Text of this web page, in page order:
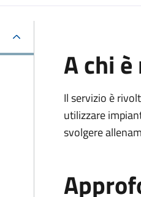
A chi
Il servizio è
utilizzare
svolgere